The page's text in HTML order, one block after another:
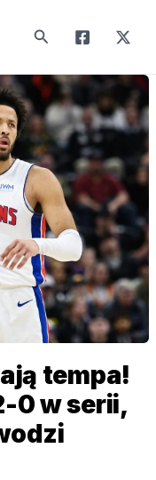
Search
tempa!
0 w serii,